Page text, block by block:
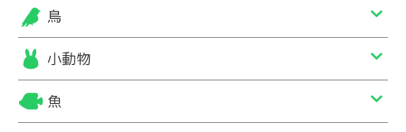
鳥
小動物
魚